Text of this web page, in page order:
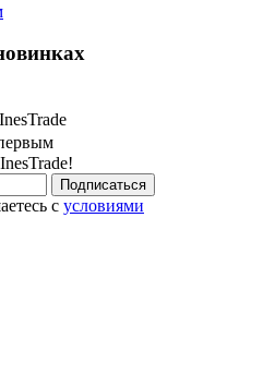
Подписаться
с условиями